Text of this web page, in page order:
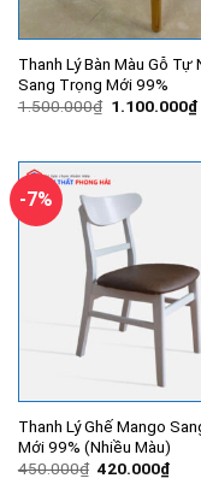
Thanh Lý Bàn Màu Gỗ Tự
Sang Trọng Mới 99%
1.500.000₫ Giá
1.100.000₫
-7%
Thanh Lý Ghế Mango
Mới 99% (Nhiều Màu)
450.000₫ Giá
420.000₫Giá
hiện